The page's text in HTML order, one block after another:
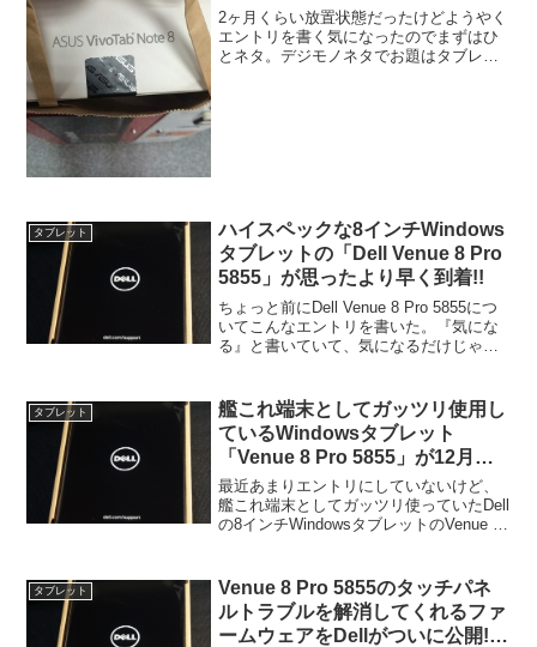
Note8』をIYHした!!
2ヶ月くらい放置状態だったけどようやく
エントリを書く気になったのでまずはひ
とネタ。デジモノネタでお題はタブレッ
タブレット
ハイスペックな8インチWindows
タブレットの「Dell Venue 8 Pro
5855」が思ったより早く到着!!
ちょっと前にDell Venue 8 Pro 5855につ
いてこんなエントリを書いた。『気にな
る』と書いていて、気になるだけじゃ済
ASUSのVivoTab Note8を使っ...
タブレット
艦これ端末としてガッツリ使用し
ているWindowsタブレット
「Venue 8 Pro 5855」が12月で
販売終了とな
最近あまりエントリにしていないけど、
艦これ端末としてガッツリ使っていたDell
の8インチWindowsタブレットのVenue 8
ブランドのタブレット...
タブレット
Venue 8 Pro 5855のタッチパネ
ルトラブルを解消してくれるファ
ームウェアをDellがついに公開!!